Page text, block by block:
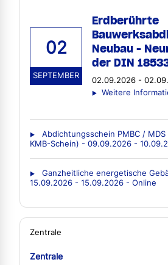
02
SEPTEMBER
Erdberührte
Neubau -
der DIN
02.09.2026 -
Weitere
Abdichtungsschein PMBC / MDS
KMB-Schein) - 09.09.2026 -
Ganzheitliche energetische
15.09.2026 - 15.09.2026 - Online
Zentrale
Zentrale